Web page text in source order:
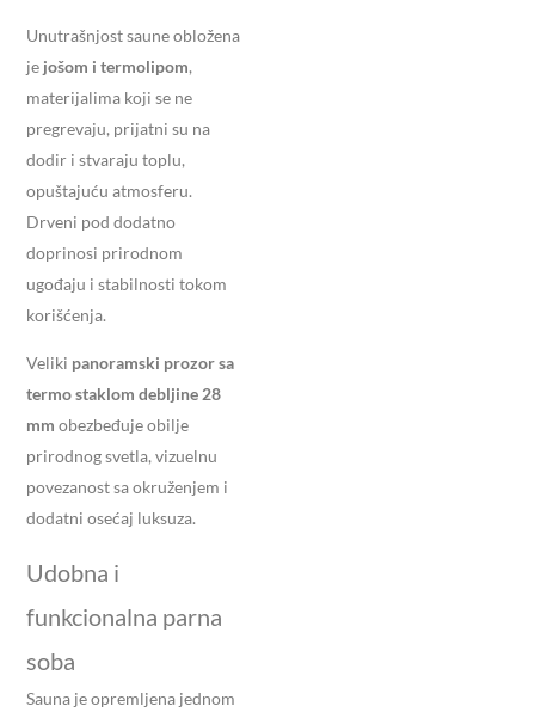
Unutrašnjost saune obložena
je jošom i termolipom,
materijalima koji se ne
pregrevaju, prijatni su na
dodir i stvaraju toplu,
opuštajuću atmosferu.
Drveni pod dodatno
doprinosi prirodnom
ugođaju i stabilnosti tokom
korišćenja.
Veliki panoramski prozor sa
termo staklom debljine 28
mm obezbeđuje obilje
prirodnog svetla, vizuelnu
povezanost sa okruženjem i
dodatni osećaj luksuza.
Udobna i
funkcionalna parna
soba
Sauna je opremljena jednom